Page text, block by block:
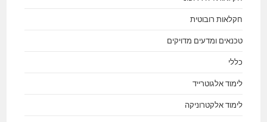
חקלאות רובוטית
טכנאים ומדעים מדויקים
כללי
לימוד אלגוטרייד
לימוד אלקטרוניקה